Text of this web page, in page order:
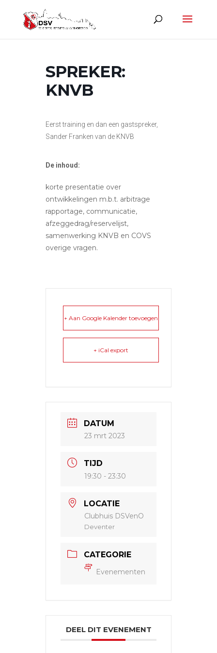
SPREKER:
KNVB
Eerst training en dan een gastspreker,
Sander Franken van de KNVB
De inhoud:
korte presentatie over
ontwikkelingen m.b.t. arbitrage
rapportage, communicatie,
afzeggedrag/reservelijst,
samenwerking KNVB en COVS
overige vragen.
+ Aan Google Kalender toevoegen
+ iCal export
DATUM
23 mrt 2023
TIJD
19:30 - 23:30
LOCATIE
Clubhuis DSVenO
Deventer
CATEGORIE
Evenementen
DEEL DIT EVENEMENT